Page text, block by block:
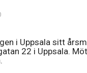
i Uppsala sitt
22 i Uppsala.